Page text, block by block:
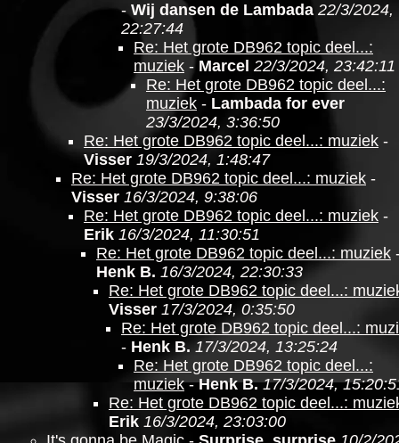
- Wij dansen de Lambada 22/3/2024,
22:27:44
Re: Het grote DB962 topic deel...:
muziek - Marcel 22/3/2024, 23:42:11
Re: Het grote DB962 topic deel...:
muziek - Lambada for ever
23/3/2024, 3:36:50
Re: Het grote DB962 topic deel...: muziek -
Visser 19/3/2024, 1:48:47
Re: Het grote DB962 topic deel...: muziek -
Visser 16/3/2024, 9:38:06
Re: Het grote DB962 topic deel...: muziek -
Erik 16/3/2024, 11:30:51
Re: Het grote DB962 topic deel...: muziek
Henk B. 16/3/2024, 22:30:33
Re: Het grote DB962 topic deel...:
Visser 17/3/2024, 0:35:50
Re: Het grote DB962 topic deel...:
- Henk B. 17/3/2024, 13:25:24
Re: Het grote DB962 topic deel...:
muziek-Henk B. 17/3/2024,
Re: Het grote DB962 topic deel...:
Erik 16/3/2024, 23:03:00